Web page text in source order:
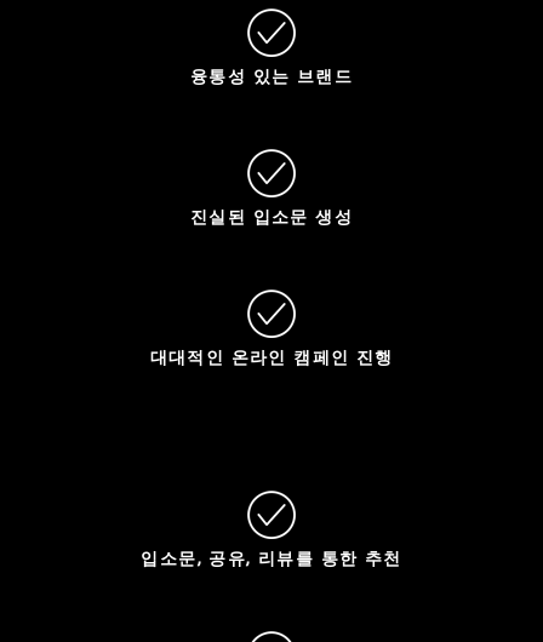
융통성 있는 브랜드
진실된 입소문 생성
대대적인 온라인 캠페인 진행
입소문, 공유, 리뷰를 통한 추천